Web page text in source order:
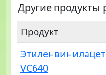
Другие продукты
Продукт
VC640